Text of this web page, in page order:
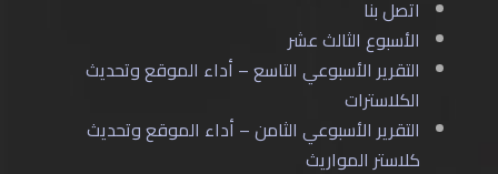
اتصل بنا
الأسبوع الثالث عشر
التقرير الأسبوعي التاسع – أداء الموقع وتحديث
الكلاسترات
التقرير الأسبوعي الثامن – أداء الموقع وتحديث
كلاستر المواريث